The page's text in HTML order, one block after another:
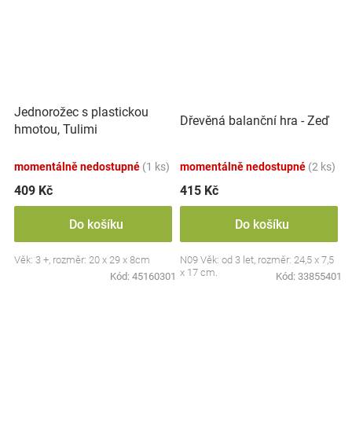
Jednorožec s plastickou
hmotou, Tulimi
momentálně nedostupné (1 ks)
409 Kč
Do košíku
Věk: 3 +, rozměr: 20 x 29 x 8cm
Kód: 45160301
Dřevěná balanční hra - Zeď
momentálně nedostupné (2 ks)
415 Kč
Do košíku
N09 Věk: od 3 let, rozměr: 24,5 x 7,5
x 17 cm.
Kód: 33855401